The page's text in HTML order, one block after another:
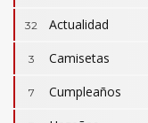
32 Actualidad
3 Camisetas
7 Cumpleaños